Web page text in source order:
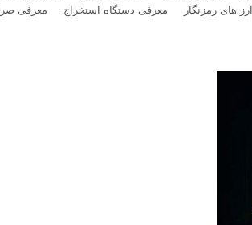
های رمزنگار معرفی دستگاه استخراج
معرفی